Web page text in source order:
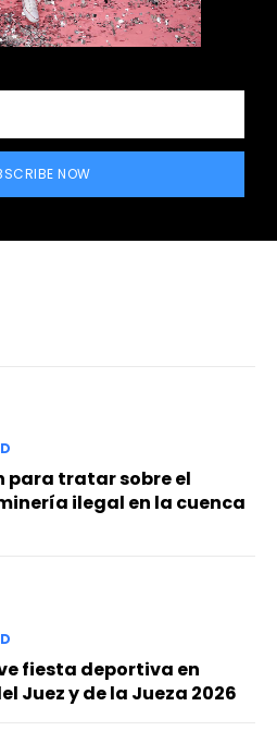
NOW
para tratar sobre el
ilegal en la cuenca
fiesta deportiva en
Juez y de la Jueza 2026